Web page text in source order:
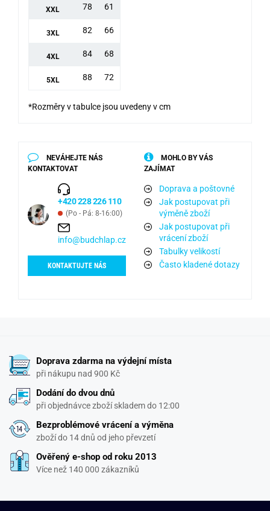
XXL 78 61
3XL 82 66
4XL 84 68
5XL 88 72
*Rozměry v tabulce jsou uvedeny v cm
NEVÁHEJTE NÁS
KONTAKTOVAT
+420 228 226 110
(Po - Pá: 8-16:00)
info@budchlap.cz
KONTAKTUJTE NÁS
MOHLO BY VÁS
ZAJÍMAT
Doprava a poštovné
Jak postupovat při
výměně zboží
Jak postupovat při
vrácení zboží
Tabulky velikostí
Často kladené dotazy
Doprava zdarma na výdejní místa
při nákupu nad 900 Kč
Dodání do dvou dnů
při objednávce zboží skladem do 12:00
Bezproblémové vrácení a výměna
zboží do 14 dnů od jeho převzetí
Ověřený e-shop od roku 2013
Více než 140 000 zákazníků